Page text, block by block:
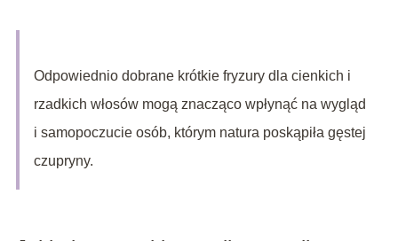
Odpowiednio dobrane krótkie fryzury dla cienkich i
rzadkich włosów mogą znacząco wpłynąć na wygląd
i samopoczucie osób, którym natura poskąpiła gęstej
czupryny.